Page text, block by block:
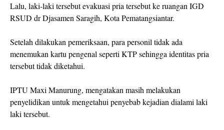
Lalu, laki-laki tersebut evakuasi pria tersebut ke ruangan IGD
RSUD dr Djasamen Saragih, Kota Pematangsiantar.
Setelah dilakukan pemeriksaan, para personil tidak ada
menemukan kartu pengenal seperti KTP sehingga identitas pria
tersebut tidak diketahui.
IPTU Maxi Manurung, mengatakan masih melakukan
penyelidikan untuk mengetahui penyebab kejadian dialami laki
laki tersebut.